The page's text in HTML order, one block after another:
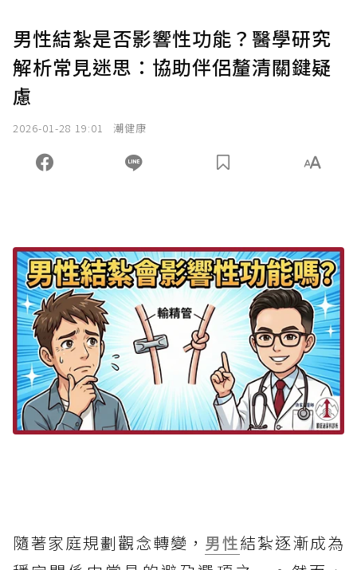
男性結紮是否影響性功能？醫學研究
解析常見迷思：協助伴侶釐清關鍵疑
慮
2026-01-28 19:01 潮健康
隨著家庭規劃觀念轉變， 男性結紮逐漸成為